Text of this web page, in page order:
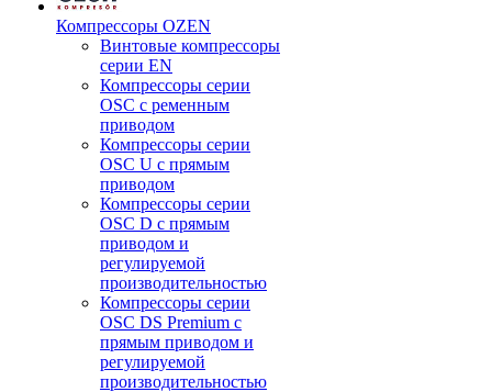
Компрессоры OZEN
Винтовые компрессоры
серии EN
Компрессоры серии
OSC с ременным
приводом
Компрессоры серии
OSC U с прямым
приводом
Компрессоры серии
OSC D с прямым
приводом и
регулируемой
производительностью
Компрессоры серии
OSC DS Premium с
прямым приводом и
регулируемой
производительностью